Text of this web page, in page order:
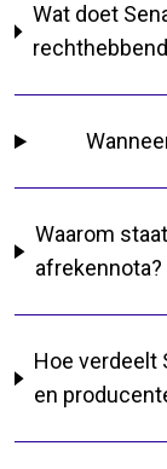
Wat doet
Waarom
afrekennota?
Hoe verdeelt
en